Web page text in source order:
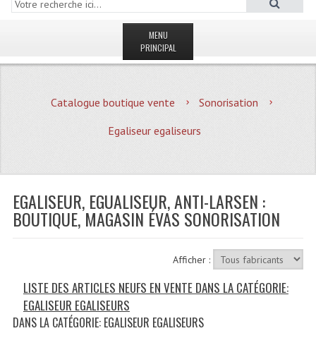
MENU
PRINCIPAL
MAGASIN
Quoi De Neuf?
Plan Acces, Horaires.
Location De Matériel
Recevoir Nos Promotions
Catalogue boutique vente
Sonorisation
Egaliseur egaliseurs
EGALISEUR, EGUALISEUR, ANTI-LARSEN :
BOUTIQUE, MAGASIN ÉVAS SONORISATION
Afficher :
LISTE DES ARTICLES NEUFS EN VENTE DANS LA CATÉGORIE:
EGALISEUR EGALISEURS
DANS LA CATÉGORIE: EGALISEUR EGALISEURS